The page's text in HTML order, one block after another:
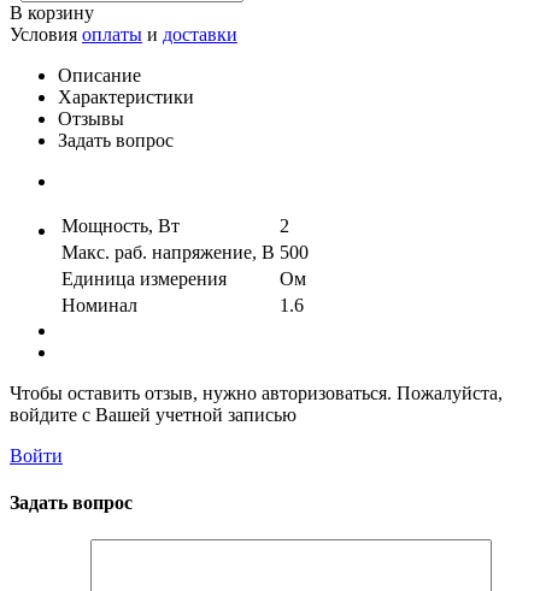
В корзину
Условия оплаты и доставки
Описание
Характеристики
Отзывы
Задать вопрос
Мощность, Вт
2
Макс. раб. напряжение, В 500
Единица измерения
Ом
Номинал
1.6
Чтобы оставить отзыв, нужно авторизоваться. Пожалуйста,
войдите с Вашей учетной записью
Войти
Задать вопрос